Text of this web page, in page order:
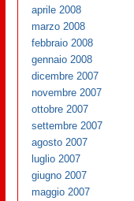
aprile 2008
marzo 2008
febbraio 2008
gennaio 2008
dicembre 2007
novembre 2007
ottobre 2007
settembre 2007
agosto 2007
luglio 2007
giugno 2007
maggio 2007